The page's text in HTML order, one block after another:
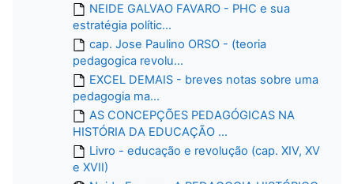
NEIDE GALVAO FAVARO - PHC e sua
estratégia polític...
cap. Jose Paulino ORSO - (teoria
pedagogica revolu...
EXCEL DEMAIS - breves notas sobre uma
pedagogia ma...
AS CONCEPÇÕES PEDAGÓGICAS NA
HISTÓRIA DA EDUCAÇÃO ...
Livro - educação e revolução (cap. XIV, XV
e XVII)